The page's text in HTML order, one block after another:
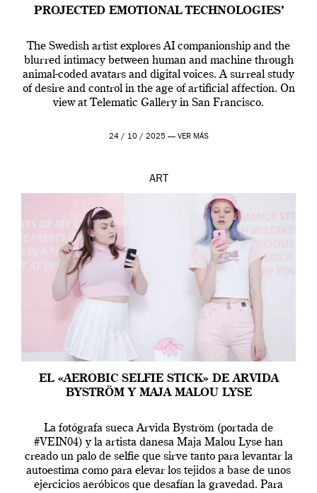
PROJECTED EMOTIONAL TECHNOLOGIES’
The Swedish artist explores AI companionship and the
blurred intimacy between human and machine through
animal-coded avatars and digital voices. A surreal study
of desire and control in the age of artificial affection. On
view at Telematic Gallery in San Francisco.
24 / 10 / 2025 — VER MÁS
ART
EL «AEROBIC SELFIE STICK» DE ARVIDA
BYSTRÖM Y MAJA MALOU LYSE
La fotógrafa sueca Arvida Byström (portada de
#VEIN04) y la artista danesa Maja Malou Lyse han
creado un palo de selfie que sirve tanto para levantar la
autoestima como para elevar los tejidos a base de unos
ejercicios aeróbicos que desafían la gravedad. Para